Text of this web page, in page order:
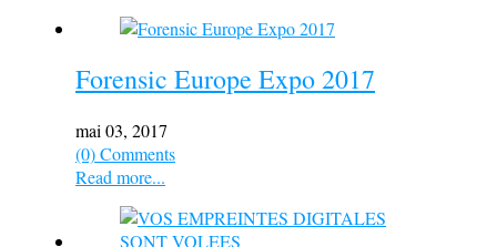
Forensic Europe Expo 2017
mai 03, 2017
(0) Comments
Read more...